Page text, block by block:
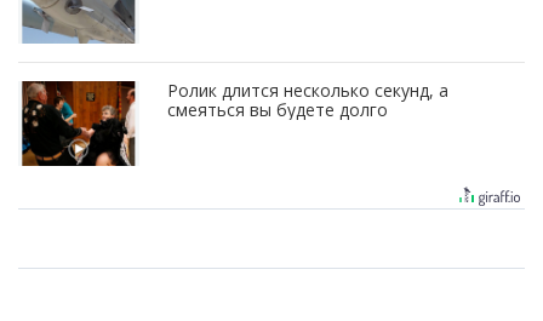
Ролик длится несколько секунд, а
смеяться вы будете долго